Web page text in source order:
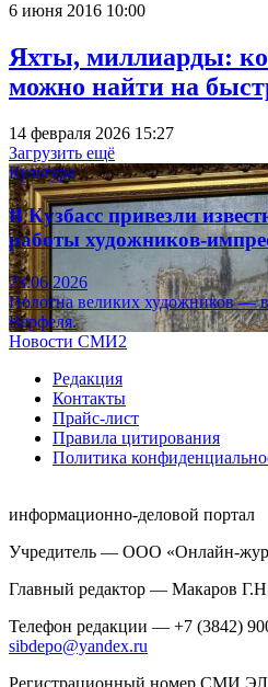
6 июня 2016 10:00
Яхты, миллиарды:
можно найти на
14 февраля 2026 15:27
Загрузить ещё
Культура
В Кузбасс привезли
работы художников-
23.06.2026
Полотна великих художников —
Верфеля.
Новости СМИ2
Редакция
Контакты
Прайс-лист
Правила цитирования
Политика
информационно-деловой портал
Учредитель — ООО «Онлайн-
Главный редактор — Макаров
Телефон редакции — +7 (3842)
sibdepo@yandex.ru
Регистрационный номер СМИ